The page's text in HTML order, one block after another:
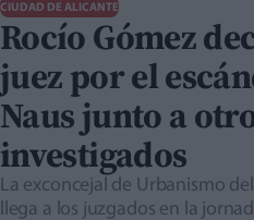
CIUDAD DE ALICANTE
Rocío Gómez
juez por el
Naus junto a
investigados
La exconcejal de Urbanismo
llega a los juzgados en la